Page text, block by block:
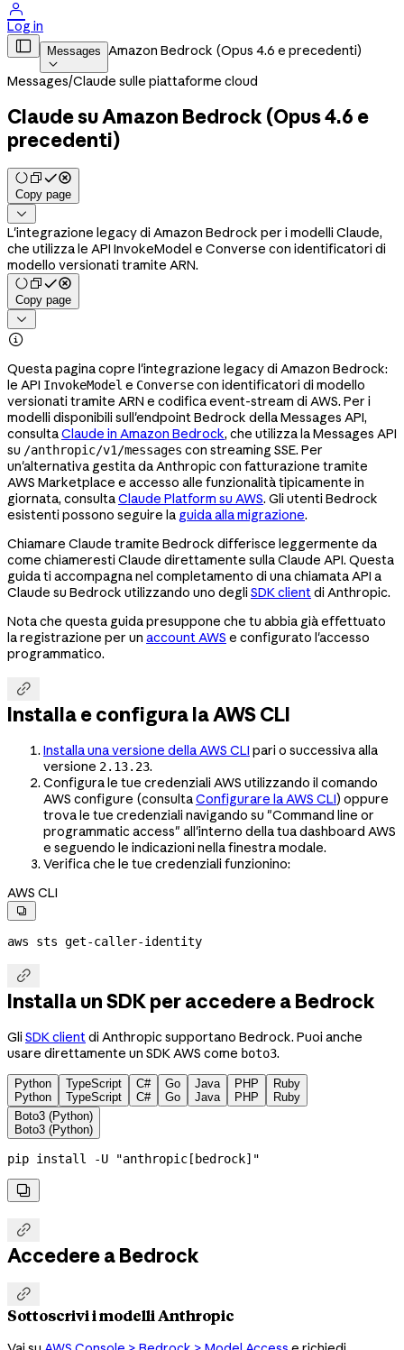

Log in
 Messages

Amazon Bedrock (Opus 4.6 e precedenti)
Messages/Claude sulle piattaforme cloud
Claude su Amazon Bedrock (Opus 4.6 e
precedenti)
Copy page

L'integrazione legacy di Amazon Bedrock per i modelli Claude,
che utilizza le API InvokeModel e Converse con identificatori di
modello versionati tramite ARN.
Copy page


Questa pagina copre l'integrazione legacy di Amazon Bedrock:
le API InvokeModel e Conversecon identificatori di modello
versionati tramite ARN e codifica event-stream di AWS. Per i
modelli disponibili sull'endpoint Bedrock della Messages API,
consultaClaude in Amazon Bedrock, che utilizza la Messages API
su /anthropic/v1/messages con streaming SSE. Per
un'alternativa gestita da Anthropic con fatturazione tramite
AWS Marketplace e accesso alle funzionalità tipicamente in
giornata, consultaClaude Platform su AWS. Gli utenti Bedrock
esistenti possono seguire la guida alla migrazione.
Chiamare Claude tramite Bedrock differisce leggermente da
come chiameresti Claude direttamente sulla Claude API. Questa
guida ti accompagna nel completamento di una chiamata API a
Claude su Bedrock utilizzando uno degli SDK clientdi Anthropic.
Nota che questa guida presuppone che tu abbia già effettuato
la registrazione per un account AWS e configurato l'accesso
programmatico.

Installa e configura la AWS CLI
Installa una versione della AWS CLI pari o successiva alla
versione 2.13.23.
Configura le tue credenziali AWS utilizzando il comando
AWS configure (consultaConfigurare la AWS CLI) oppure
trova le tue credenziali navigando su "Command line or
programmatic access" all'interno della tua dashboard AWS
e seguendo le indicazioni nella finestra modale.
Verifica che le tue credenziali funzionino:
AWS CLI

aws sts get-caller-identity

Installa un SDK per accedere a Bedrock
Gli SDK client di Anthropic supportano Bedrock. Puoi anche
usare direttamente un SDK AWS come boto3.
Python
Python
TypeScript
TypeScript
C#
C#
Go
Go
Java
Java
PHP
PHP
Ruby
Ruby
Boto3 (Python)
Boto3 (Python)
pip install -U "anthropic[bedrock]"


Accedere a Bedrock

Sottoscrivi i modelli Anthropic